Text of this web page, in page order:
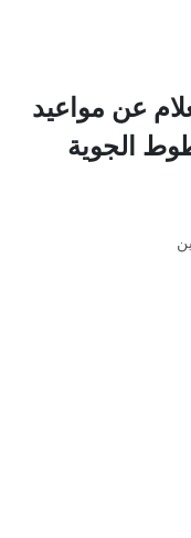
عن مواعيد
الجوية